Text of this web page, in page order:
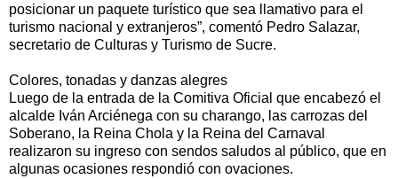
posicionar un paquete turístico que sea llamativo para el
turismo nacional y extranjeros”, comentó Pedro Salazar,
secretario de Culturas y Turismo de Sucre.
Colores, tonadas y danzas alegres
Luego de la entrada de la Comitiva Oficial que encabezó el
alcalde Iván Arciénega con su charango, las carrozas del
Soberano, la Reina Chola y la Reina del Carnaval
realizaron su ingreso con sendos saludos al público, que en
algunas ocasiones respondió con ovaciones.